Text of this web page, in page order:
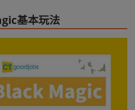
基本玩法